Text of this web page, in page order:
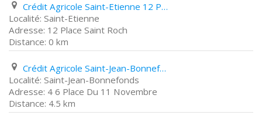
Crédit Agricole Saint-Etienne 12 Place Saint Roch
Saint-Etienne
12 Place Saint Roch
0 km
Crédit Agricole Saint-Jean-Bonnefonds 4 6 Place Du 11 Novembre
Saint-Jean-Bonnefonds
4 6 Place Du 11 Novembre
4.5 km